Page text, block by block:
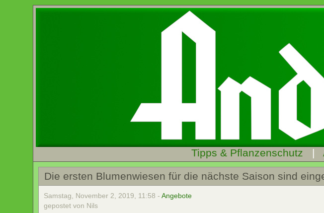
Tipps & Pflanzenschutz |
Die ersten Blumenwiesen für die nächste Saison sind
Samstag, November 2, 2019, 11:58 -Angebote
gepostet von Nils